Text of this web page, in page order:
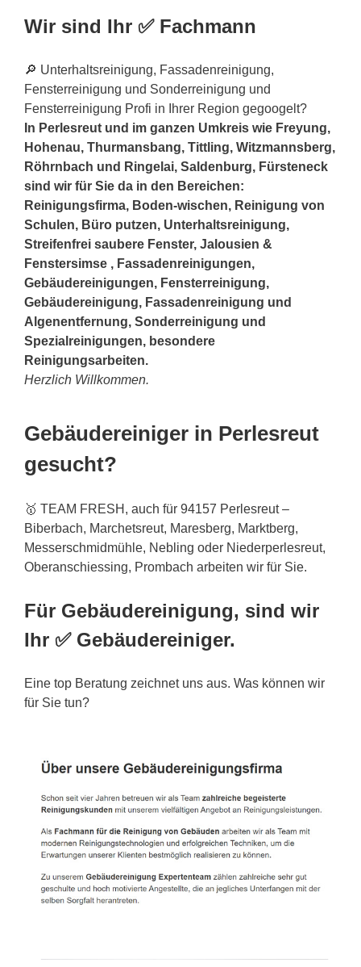
Wir sind Ihr ✅ Fachmann
🔎 Unterhaltsreinigung, Fassadenreinigung,
Fensterreinigung und Sonderreinigung und
Fensterreinigung Profi in Ihrer Region gegoogelt?
In Perlesreut und im ganzen Umkreis wie Freyung,
Hohenau, Thurmansbang, Tittling, Witzmannsberg,
Röhrnbach und Ringelai, Saldenburg, Fürsteneck
sind wir für Sie da in den Bereichen:
Reinigungsfirma, Boden-wischen, Reinigung von
Schulen, Büro putzen, Unterhaltsreinigung,
Streifenfrei saubere Fenster, Jalousien &
Fenstersimse , Fassadenreinigungen,
Gebäudereinigungen, Fensterreinigung,
Gebäudereinigung, Fassadenreinigung und
Algenentfernung, Sonderreinigung und
Spezialreinigungen, besondere
Reinigungsarbeiten.
Herzlich Willkommen.
Gebäudereiniger in Perlesreut
gesucht?
🥇 TEAM FRESH, auch für 94157 Perlesreut –
Biberbach, Marchetsreut, Maresberg, Marktberg,
Messerschmidmühle, Nebling oder Niederperlesreut,
Oberanschiessing, Prombach arbeiten wir für Sie.
Für Gebäudereinigung, sind wir
Ihr ✅ Gebäudereiniger.
Eine top Beratung zeichnet uns aus. Was können wir
für Sie tun?